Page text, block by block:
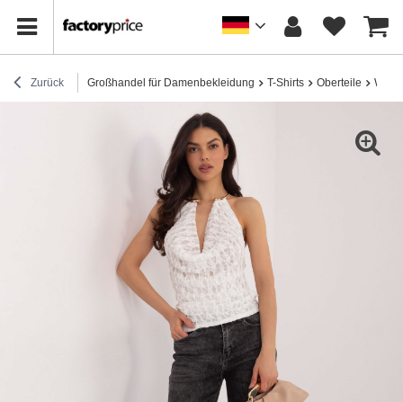
Zurück Großhandel für Damenbekleidung T-Shirts Oberteile